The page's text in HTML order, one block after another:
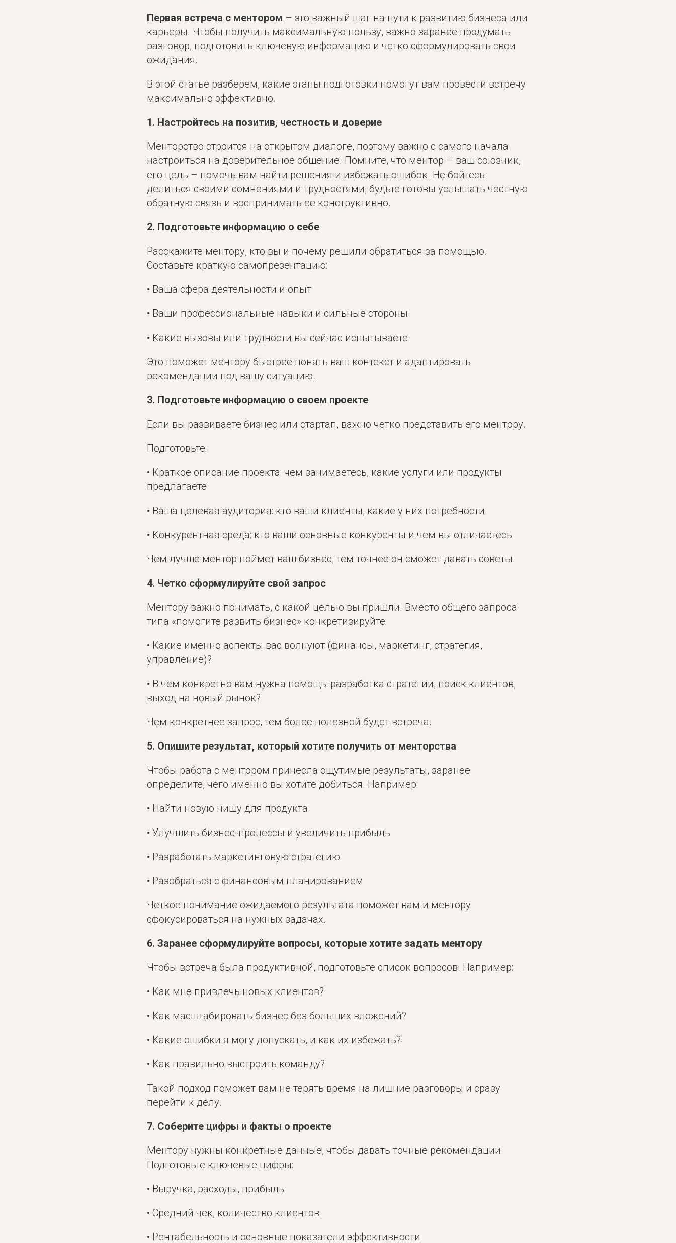
Первая встреча с ментором – это важный шаг на пути к развитию бизнеса или
карьеры. Чтобы получить максимальную пользу, важно заранее продумать
разговор, подготовить ключевую информацию и четко сформулировать свои
ожидания.
В этой статье разберем, какие этапы подготовки помогут вам провести встречу
максимально эффективно.
1. Настройтесь на позитив, честность и доверие
Менторство строится на открытом диалоге, поэтому важно с самого начала
настроиться на доверительное общение. Помните, что ментор – ваш союзник,
его цель – помочь вам найти решения и избежать ошибок. Не бойтесь
делиться своими сомнениями и трудностями, будьте готовы услышать честную
обратную связь и воспринимать ее конструктивно.
2. Подготовьте информацию о себе
Расскажите ментору, кто вы и почему решили обратиться за помощью.
Составьте краткую самопрезентацию:
• Ваша сфера деятельности и опыт
• Ваши профессиональные навыки и сильные стороны
• Какие вызовы или трудности вы сейчас испытываете
Это поможет ментору быстрее понять ваш контекст и адаптировать
рекомендации под вашу ситуацию.
3. Подготовьте информацию о своем проекте
Если вы развиваете бизнес или стартап, важно четко представить его ментору.
Подготовьте:
• Краткое описание проекта: чем занимаетесь, какие услуги или продукты
предлагаете
• Ваша целевая аудитория: кто ваши клиенты, какие у них потребности
• Конкурентная среда: кто ваши основные конкуренты и чем вы отличаетесь
Чем лучше ментор поймет ваш бизнес, тем точнее он сможет давать советы.
4. Четко сформулируйте свой запрос
Ментору важно понимать, с какой целью вы пришли. Вместо общего запроса
типа «помогите развить бизнес» конкретизируйте:
• Какие именно аспекты вас волнуют (финансы, маркетинг, стратегия,
управление)?
• В чем конкретно вам нужна помощь: разработка стратегии, поиск клиентов,
выход на новый рынок?
Чем конкретнее запрос, тем более полезной будет встреча.
5. Опишите результат, который хотите получить от менторства
Чтобы работа с ментором принесла ощутимые результаты, заранее
определите, чего именно вы хотите добиться. Например:
• Найти новую нишу для продукта
• Улучшить бизнес-процессы и увеличить прибыль
• Разработать маркетинговую стратегию
• Разобраться с финансовым планированием
Четкое понимание ожидаемого результата поможет вам и ментору
сфокусироваться на нужных задачах.
6. Заранее сформулируйте вопросы, которые хотите задать ментору
Чтобы встреча была продуктивной, подготовьте список вопросов. Например:
• Как мне привлечь новых клиентов?
• Как масштабировать бизнес без больших вложений?
• Какие ошибки я могу допускать, и как их избежать?
• Как правильно выстроить команду?
Такой подход поможет вам не терять время на лишние разговоры и сразу
перейти к делу.
7. Соберите цифры и факты о проекте
Ментору нужны конкретные данные, чтобы давать точные рекомендации.
Подготовьте ключевые цифры:
• Выручка, расходы, прибыль
• Средний чек, количество клиентов
• Рентабельность и основные показатели эффективности